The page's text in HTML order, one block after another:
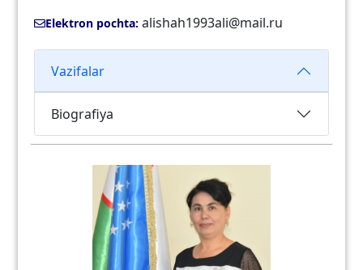
Elektron pochta: alishah1993ali@mail.ru
Vazifalar
Biografiya